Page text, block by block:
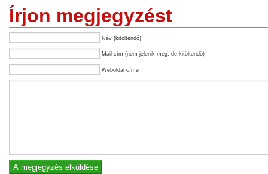
Írjon megjegyzést
Név (kitöltendő)
Mail-cím (nem jelenik meg, de kitöltendő)
Weboldal címe